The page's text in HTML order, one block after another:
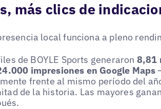
más clics de
local funciona a pleno
de BOYLE Sports generaron 8,81
impresiones en Google Maps
frente al mismo período del
de la historia. Las mayores